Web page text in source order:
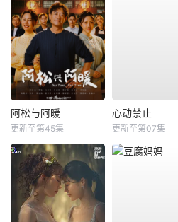
阿松与阿暖
更新至第45集
心动禁止
更新至第07集